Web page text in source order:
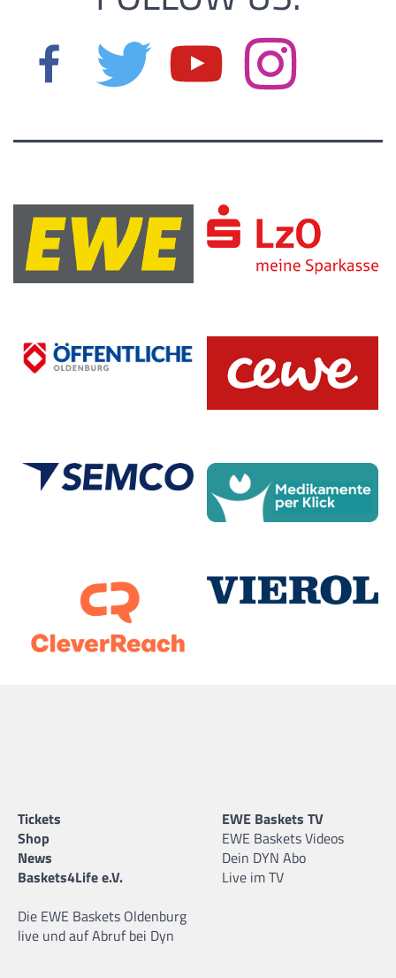
Tickets
Shop
News
Baskets4Life e.V.
Die EWE Baskets Oldenburg
live und auf Abruf bei Dyn
EWE Baskets TV
EWE Baskets Videos
Dein DYN Abo
Live im TV